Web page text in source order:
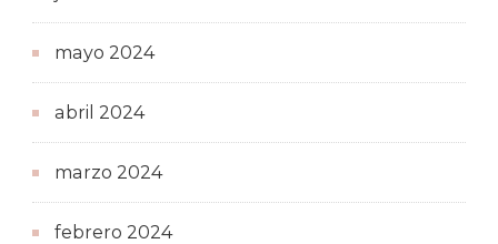
mayo 2024
abril 2024
marzo 2024
febrero 2024